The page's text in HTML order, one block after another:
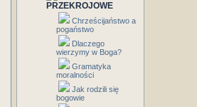
PRZEKROJOWE
Chrześcijaństwo a
pogaństwo
Dlaczego
wierzymy w Boga?
Gramatyka
moralności
Jak rodzili się
bogowie